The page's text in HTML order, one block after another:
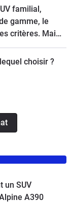
familial,
gamme, le
critères. Mais
version,
choisir ?
un SUV
A390